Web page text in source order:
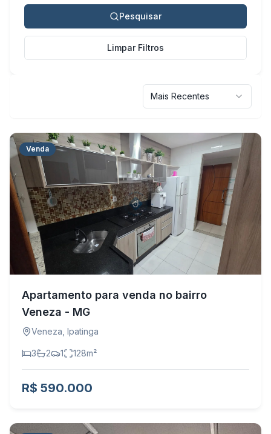
Pesquisar
Limpar Filtros
Mais Recentes
Venda
Apartamento para venda no bairro
Veneza - MG
Veneza Ipatinga
3 2 1 128m²
R$ 590.000